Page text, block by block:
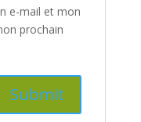
e-mail et mon
prochain